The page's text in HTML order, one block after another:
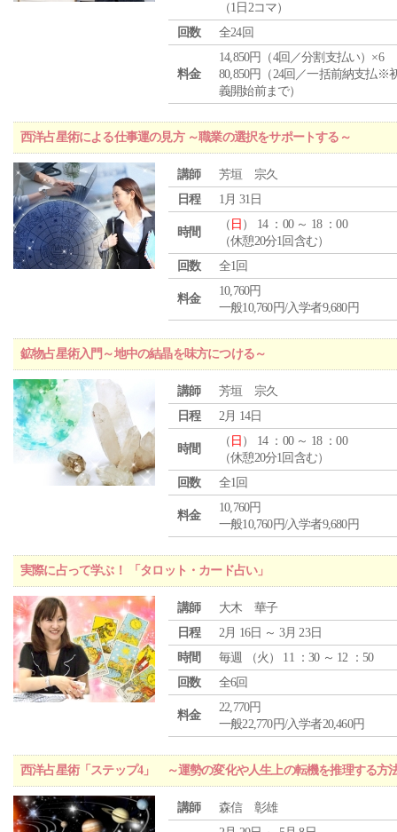
（1日2コマ）
回数
全24回
料金
14,850円（4回／分割支払い）×6
80,850円（24回／一括前納支払※
義開始前まで）
西洋占星術による仕事運の見方 ～職業の選択をサポートする～
講師
芳垣 宗久
日程
1月 31日
時間
（ 日 ） 14 ：00 ～ 18 ：00
（休憩20分1回含む）
回数
全1回
料金
10,760円
一般10,760円/入学者9,680円
鉱物占星術入門～地中の結晶を味方につける～
講師
芳垣 宗久
日程
2月 14日
時間
（ 日 ） 14 ：00 ～ 18 ：00
（休憩20分1回含む）
回数
全1回
料金
10,760円
一般10,760円/入学者9,680円
実際に占って学ぶ！ 「タロット・カード占い」
講師
大木 華子
日程
2月 16日 ～ 3月 23日
時間
毎週 （火 ） 11 ：30 ～ 12 ：50
回数
全6回
料金
22,770円
一般22,770円/入学者20,460円
西洋占星術「ステップ4」 ～運勢の変化や人生上の転機を推理する方
講師 森信 彰雄